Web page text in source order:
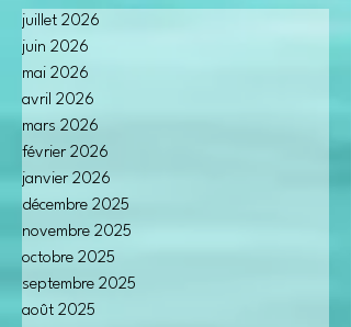
juillet 2026
juin 2026
mai 2026
avril 2026
mars 2026
février 2026
janvier 2026
décembre 2025
novembre 2025
octobre 2025
septembre 2025
août 2025